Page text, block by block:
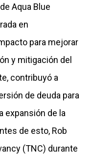
Aqua Blue
en
para mejorar
y mitigación del
contribuyó a
de deuda para
expansión de la
de esto, Rob
(TNC) durante